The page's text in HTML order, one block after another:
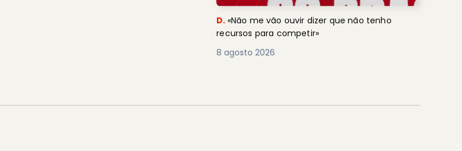
D. «Não me vão ouvir dizer que não tenho
recursos para competir»
8 agosto 2026